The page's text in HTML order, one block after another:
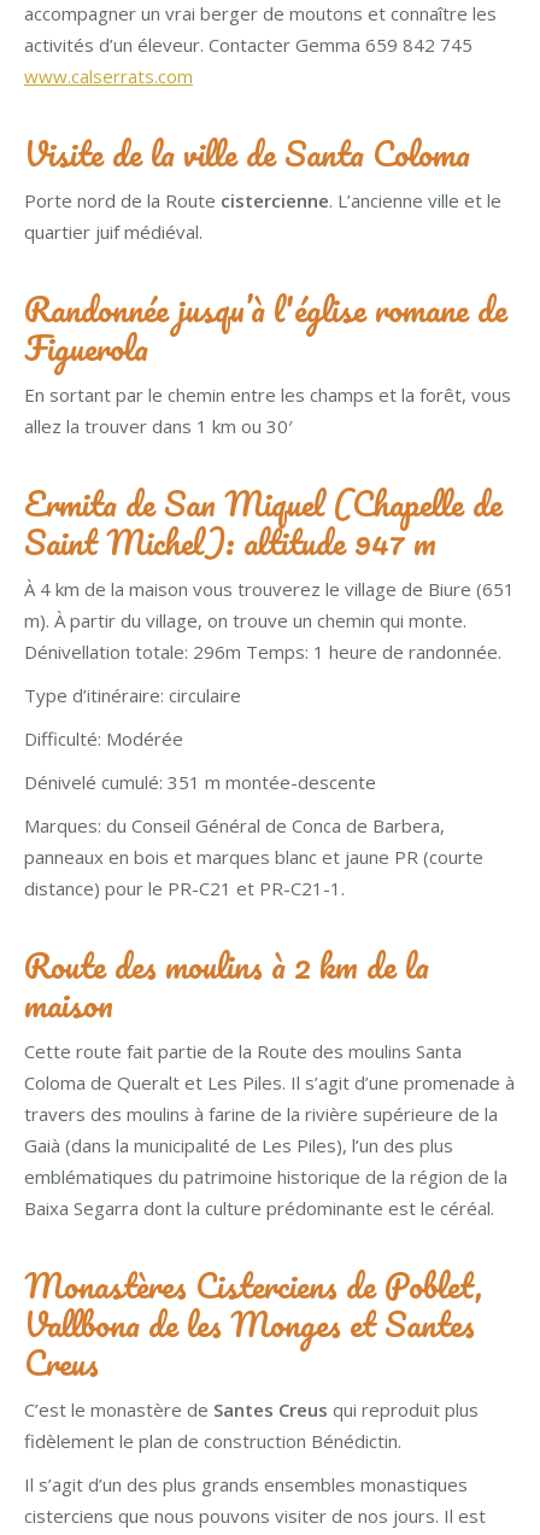
accompagner un vrai berger de moutons et connaître les
activités d’un éleveur. Contacter Gemma 659 842 745
www.calserrats.com
Visite de la ville de Santa Coloma
Porte nord de la Route cistercienne. L’ancienne ville et le
quartier juif médiéval.
Randonnée jusqu’à l'église romane de
Figuerola
En sortant par le chemin entre les champs et la forêt, vous
allez la trouver dans 1 km ou 30′
Ermita de San Miquel (Chapelle de
Saint Michel): altitude 947 m
À 4 km de la maison vous trouverez le village de Biure (651
m). À partir du village, on trouve un chemin qui monte.
Dénivellation totale: 296m Temps: 1 heure de randonnée.
Type d’itinéraire: circulaire
Difficulté: Modérée
Dénivelé cumulé: 351 m montée-descente
Marques: du Conseil Général de Conca de Barbera,
panneaux en bois et marques blanc et jaune PR (courte
distance) pour le PR-C21 et PR-C21-1.
Route des moulins à 2 km de la
maison
Cette route fait partie de la Route des moulins Santa
Coloma de Queralt et Les Piles. Il s’agit d’une promenade à
travers des moulins à farine de la rivière supérieure de la
Gaià (dans la municipalité de Les Piles), l’un des plus
emblématiques du patrimoine historique de la région de la
Baixa Segarra dont la culture prédominante est le céréal.
Monastères Cisterciens de Poblet,
Vallbona de les Monges et Santes
Creus
C’est le monastère de Santes Creus qui reproduit plus
fidèlement le plan de construction Bénédictin.
Il s’agit d’un des plus grands ensembles monastiques
cisterciens que nous pouvons visiter de nos jours. Il est